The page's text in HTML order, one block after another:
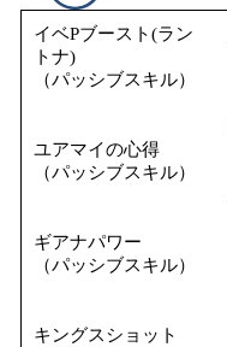
イベPブースト(ラン
トナ)
（パッシブスキル）
ユアマイの心得
（パッシブスキル）
ギアナパワー
（パッシブスキル）
キングスショット